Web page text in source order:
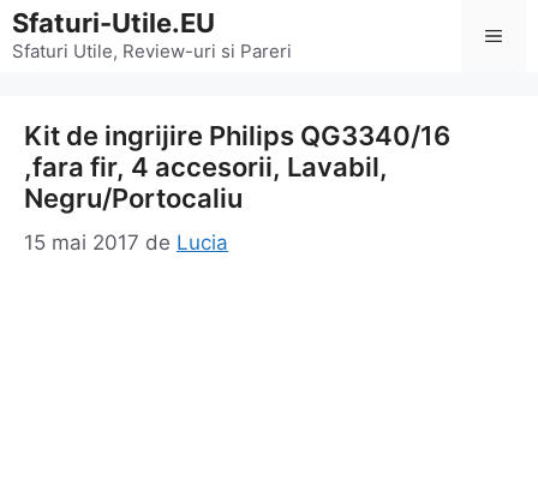
Sari
la
Sfaturi-Utile.EU
Sfaturi Utile, Review-uri si Pareri
Kit de ingrijire Philips QG3340/16
,fara fir, 4 accesorii, Lavabil,
Negru/Portocaliu
15 mai 2017 de Lucia